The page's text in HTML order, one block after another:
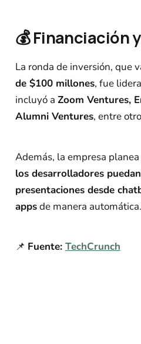
💰Financiación
La ronda de inversión, que
de $100 millones, fue
incluyó a Zoom Ventures,
Alumni Ventures, entre
Además, la empresa
los desarrolladores
presentaciones desde
appsde manera automática.
📌 Fuente: TechCrunch